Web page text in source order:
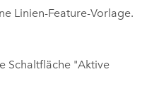
Linien-Feature-Vorlage.
Schaltfläche "Aktive